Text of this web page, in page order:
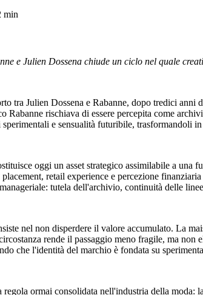
min
e Julien Dossena chiude un ciclo nel quale
tra Julien Dossena e Rabanne, dopo tredici anni
Rabanne rischiava di essere percepita come
e sensualità futuribile, trasformandoli
oggi un asset strategico assimilabile a una
retail experience e percezione
tutela dell'archivio, continuità delle
nel non disperdere il valore accumulato. La
rende il passaggio meno fragile, ma
che l'identità del marchio è fondata su
regola ormai consolidata nell'industria della moda: